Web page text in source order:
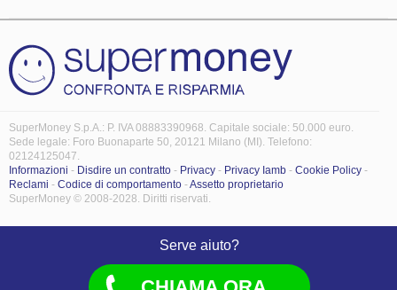
SuperMoney S.p.A.: P. IVA 08883390968. Capitale sociale: 50.000 euro.
Sede legale: Foro Buonaparte 50, 20121 Milano (MI). Telefono:
02124125047.
Informazioni - Disdire un contratto - Privacy - Privacy Iamb - Cookie Policy -
Reclami - Codice di comportamento -Assetto proprietario
SuperMoney © 2008-2028. Diritti riservati.
Serve aiuto?